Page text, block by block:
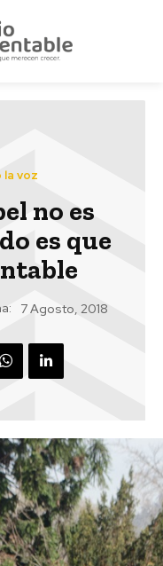
la voz
no es
es que
7 Agosto, 2018